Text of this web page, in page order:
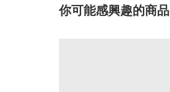
你可能感興趣的商品